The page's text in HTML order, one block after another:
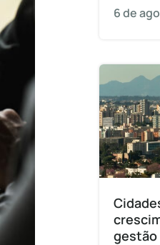
6 de
gestão